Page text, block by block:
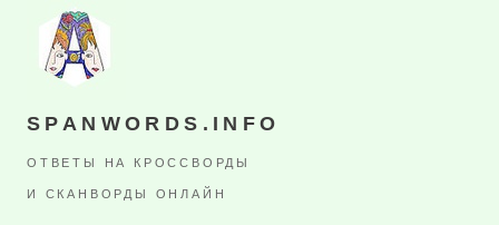
SPANWORDS.INFO
ОТВЕТЫ НА КРОССВОРДЫ
И СКАНВОРДЫ ОНЛАЙН